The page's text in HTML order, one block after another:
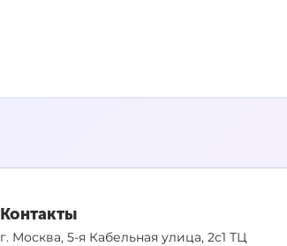
Контакты
г. Москва, 5-я Кабельная улица, 2с1 ТЦ